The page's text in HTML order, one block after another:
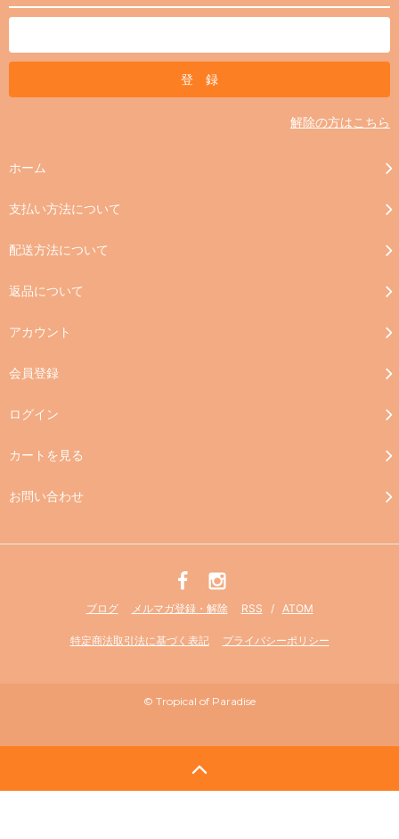
解除の方はこちら
ホーム
支払い方法について
配送方法について
返品について
アカウント
会員登録
ログイン
カートを見る
お問い合わせ
ブログ メルマガ登録・解除 RSS / ATOM
特定商法取引法に基づく表記 プライバシーポリシー
© Tropical of Paradise